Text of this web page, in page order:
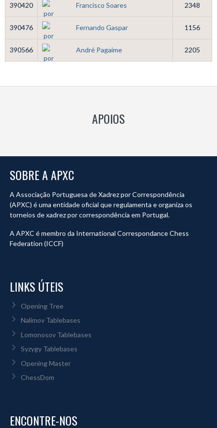
390420 Francisco Soares 2348
390476 Fernando Gaspar 1156
390566 André Pagaime 2205
APOIOS
SOBRE A APXC
A Associação Portuguesa de Xadrez por Correspondência
(APXC) é uma entidade oficial que regulamenta e organiza os
torneios de xadrez por correspondência em Portugal.
A APXC é membro da International Correspondance Chess
Federation (ICCF)
LINKS ÚTEIS
Opening Tree
Nalimov Tablebases
Lomonosov Tablebases
Syzygy Tablebases
Opening Master
ChessDom
ENCONTRE-NOS